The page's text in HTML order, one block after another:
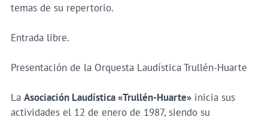
temas de su repertorio.
Entrada libre.
Presentación de la Orquesta Laudística Trullén-Huarte
La Asociación Laudística «Trullén-Huarte»inicia sus
actividades el 12 de enero de 1987, siendo su